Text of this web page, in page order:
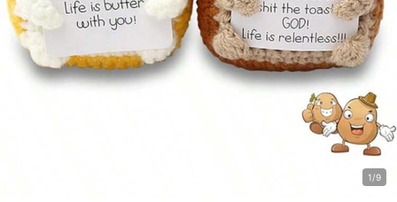
1/9